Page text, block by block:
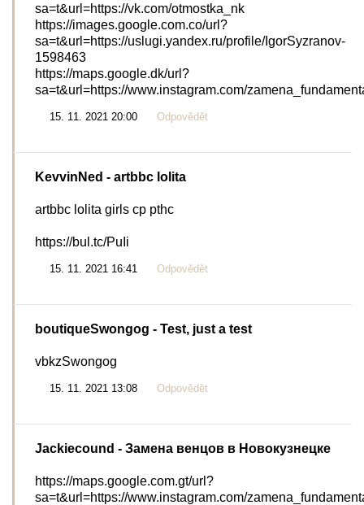
sa=t&url=https://vk.com/otmostka_nk
https://images.google.com.co/url?
sa=t&url=https://uslugi.yandex.ru/profile/IgorSyzranov-
1598463
https://maps.google.dk/url?
sa=t&url=https://www.instagram.com/
15. 11. 2021 20:00 Odpovědět
KevvinNed - artbbc lolita
artbbc lolita girls cp pthc
https://bul.tc/PuIi
15. 11. 2021 16:41 Odpovědět
boutiqueSwongog - Test, just a test
vbkzSwongog
15. 11. 2021 13:08 Odpovědět
Jackiecound - Замена венцов в Новокузнецке
https://maps.google.com.gt/url?
sa=t&url=https://www.instagram.com/